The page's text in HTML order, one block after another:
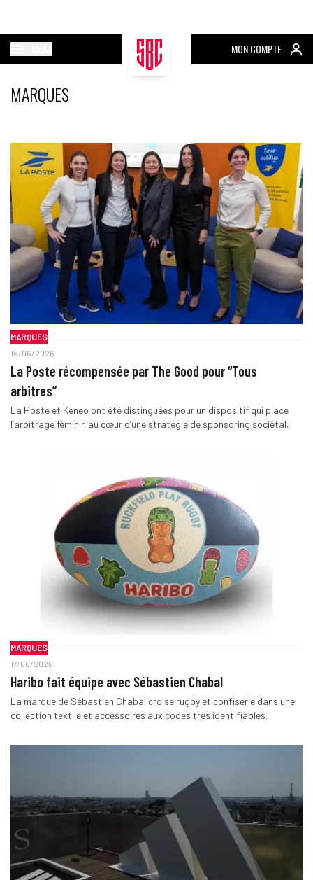
MON COMPTE
MARQUES
MARQUES
18/06/2026
La Poste récompensée par The Good pour “Tous
arbitres”
La Poste et Keneo ont été distinguées pour un dispositif qui place
l’arbitrage féminin au cœur d’une stratégie de sponsoring sociétal.
MARQUES
17/06/2026
Haribo fait équipe avec Sébastien Chabal
La marque de Sébastien Chabal croise rugby et confiserie dans une
collection textile et accessoires aux codes très identifiables.